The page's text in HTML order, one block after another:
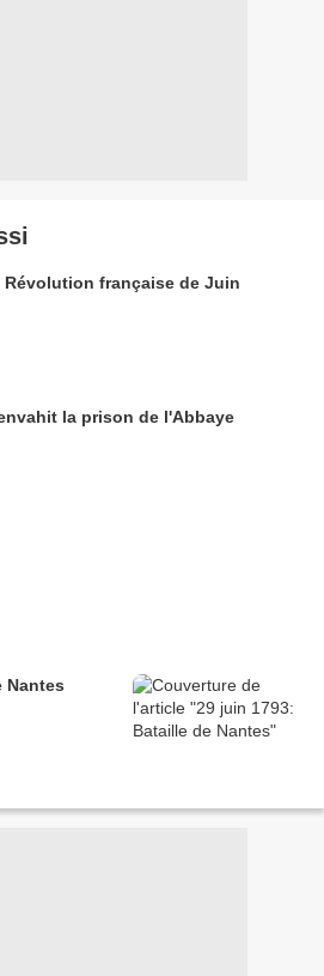
française de Juin
la prison de l'Abbaye
Nantes